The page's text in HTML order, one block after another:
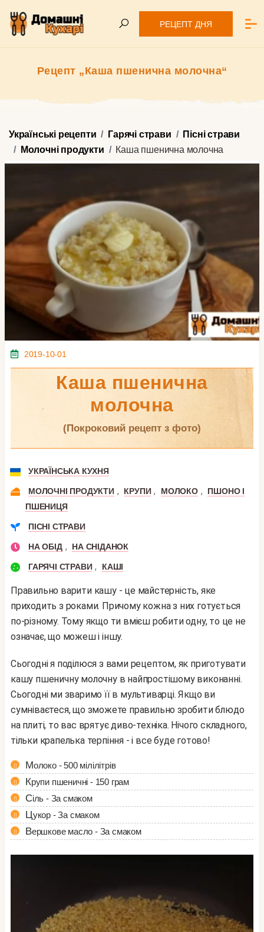
РЕЦЕПТ ДНЯ
Рецепт „Каша пшенична молочна“
Українські рецепти Гарячі страви
Пісні страви
Молочні продукти
Каша пшенична молочна
2019-10-01
Каша пшенична
молочна
(покроковий рецепт з фото)
УКРАЇНСЬКА КУХНЯ
МОЛОЧНІ ПРОДУКТИ , КРУПИ , МОЛОКО ,
ПШОНО І
ПШЕНИЦЯ
ПІСНІ СТРАВИ
НА ОБІД , НА СНІДАНОК
ГАРЯЧІ СТРАВИ , КАШІ
Правильно варити кашу - це майстерність, яке
приходить з роками. Причому кожна з них готується
по-різному. Тому якщо ти вмієш робити одну, то це не
означає, що можеш і іншу.
Сьогодні я поділюся з вами рецептом, як приготувати
кашу пшеничну молочну в найпростішому виконанні.
Сьогодні ми зваримо її в мультиварці. Якщо ви
сумніваєтеся, що зможете правильно зробити блюдо
на плиті, то вас врятує диво-техніка. Нічого складного,
тільки крапелька терпіння - і все буде готово!
Молоко - 500 мілілітрів
Крупи пшеничні - 150 грам
Сіль - За смаком
Цукор - За смаком
Вершкове масло - За смаком